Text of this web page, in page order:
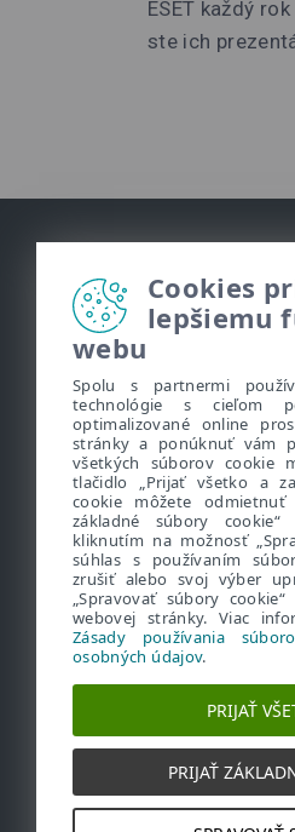
ESET každý
ste ich
•O Bezpečne
•Naše
•ESET Security
Cookies
lepšiemu
webu
Spolu s partnermi
technológie s cieľom
optimalizované online
stránky a ponúknuť vám
všetkých súborov cookie
tlačidlo „Prijať všetko a
cookie môžete
základné súbory
kliknutím na možnosť
súhlas s používaním
zrušiť alebo svoj výber
„Spravovať súbory
webovej stránky. Viac
Zásady používania
osobných údajov.
PRIJAŤ
PRIJAŤ